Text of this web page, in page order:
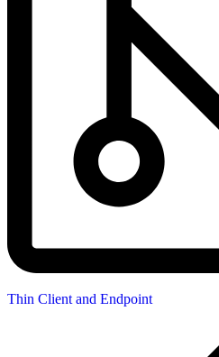
Thin Client and Endpoint